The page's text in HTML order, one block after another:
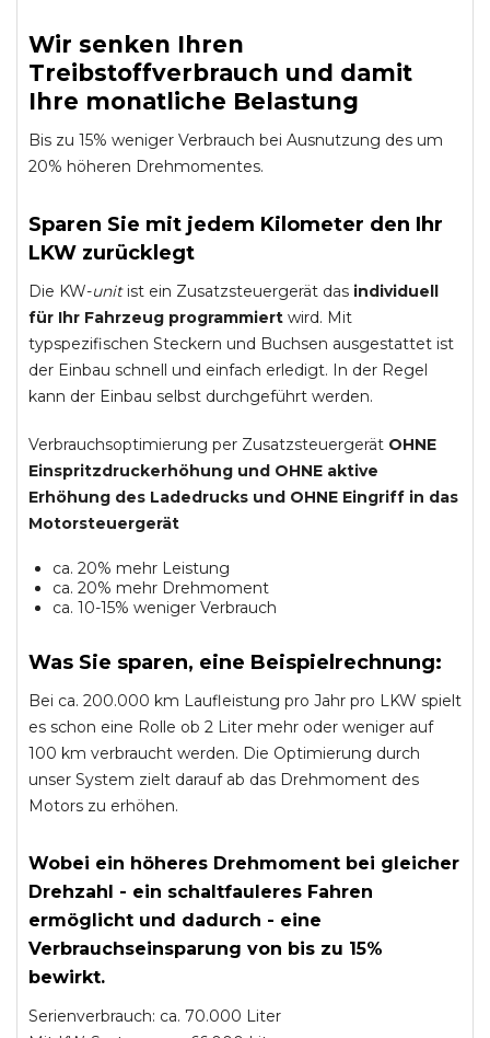
Wir senken Ihren
Treibstoffverbrauch und damit
Ihre monatliche Belastung
Bis zu 15% weniger Verbrauch bei Ausnutzung des um
20% höheren Drehmomentes.
Sparen Sie mit jedem Kilometer den Ihr
LKW zurücklegt
Die KW-unitist ein Zusatzsteuergerät das individuell
für Ihr Fahrzeug programmiert wird. Mit
typspezifischen Steckern und Buchsen ausgestattet ist
der Einbau schnell und einfach erledigt. In der Regel
kann der Einbau selbst durchgeführt werden.
Verbrauchsoptimierung per Zusatzsteuergerät OHNE
Einspritzdruckerhöhung und OHNE aktive
Erhöhung des Ladedrucks und OHNE Eingriff in das
Motorsteuergerät
ca. 20% mehr Leistung
ca. 20% mehr Drehmoment
ca. 10-15% weniger Verbrauch
Was Sie sparen, eine Beispielrechnung:
Bei ca. 200.000 km Laufleistung pro Jahr pro LKW spielt
es schon eine Rolle ob 2 Liter mehr oder weniger auf
100 km verbraucht werden. Die Optimierung durch
unser System zielt darauf ab das Drehmoment des
Motors zu erhöhen.
Wobei ein höheres Drehmoment bei gleicher
Drehzahl - ein schaltfauleres Fahren
ermöglicht und dadurch - eine
Verbrauchseinsparung von bis zu 15%
bewirkt.
Serienverbrauch: ca. 70.000 Liter